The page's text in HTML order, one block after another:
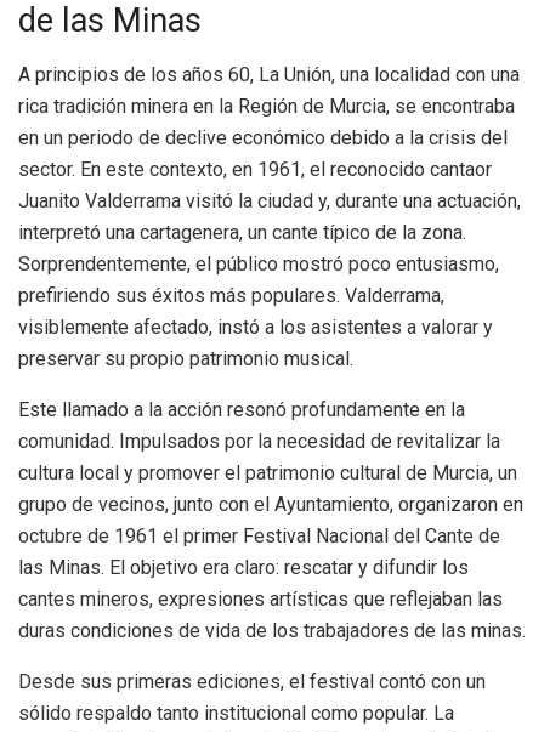
de las Minas
A principios de los años 60, La Unión, una localidad con una
rica tradición minera en la Región de Murcia, se encontraba
en un periodo de declive económico debido a la crisis del
sector. En este contexto, en 1961, el reconocido cantaor
Juanito Valderrama visitó la ciudad y, durante una actuación,
interpretó una cartagenera, un cante típico de la zona.
Sorprendentemente, el público mostró poco entusiasmo,
prefiriendo sus éxitos más populares. Valderrama,
visiblemente afectado, instó a los asistentes a valorar y
preservar su propio patrimonio musical.
Este llamado a la acción resonó profundamente en la
comunidad. Impulsados por la necesidad de revitalizar la
cultura local y promover el patrimonio cultural de Murcia, un
grupo de vecinos, junto con el Ayuntamiento, organizaron en
octubre de 1961 el primer Festival Nacional del Cante de
las Minas. El objetivo era claro: rescatar y difundir los
cantes mineros, expresiones artísticas que reflejaban las
duras condiciones de vida de los trabajadores de las minas.
Desde sus primeras ediciones, el festival contó con un
sólido respaldo tanto institucional como popular. La